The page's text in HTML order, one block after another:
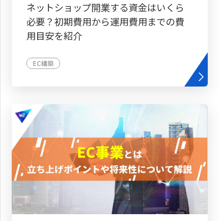
ネットショップ開業する資金はいくら
必要？初期費用から運用費用までの費
用目安を紹介
EC構築